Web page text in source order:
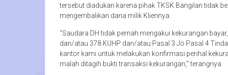
tersebut diadukan karena pihak TKSK Bangilan tidak
mengembalikan dana milik Kliennya.
“Saudara DH tidak pernah mengakui kekurangan
dan/atau 378 KUHP dan/atau Pasal 3 Jo Pasal 4
kantor kami untuk melakukan konfirmasi perihal
malah ditagih bukti transaksi kekurangan,” terangnya.